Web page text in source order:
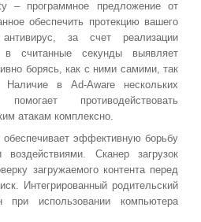
– программное предложение от
обеспечить протекцию вашего
за счет реализации
в считанные секунды выявляет
борясь, как с ними самими, так
в Ad-Aware нескольких
противодействовать
атакам комплексно.
эффективную борьбу
Сканер загрузок
загружаемого контента перед
Интегрированный родительский
при использовании компьютера